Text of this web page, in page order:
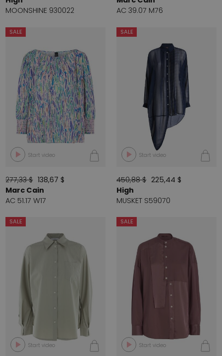
MOONSHINE 930022
AC 39.07 M76
SALE
Start video
277,33 $ 138,67 $
Marc Cain
AC 51.17 W17
SALE
Start video
450,88 $ 225,44 $
High
MUSKET S59070
SALE
Start video
SALE
Start video